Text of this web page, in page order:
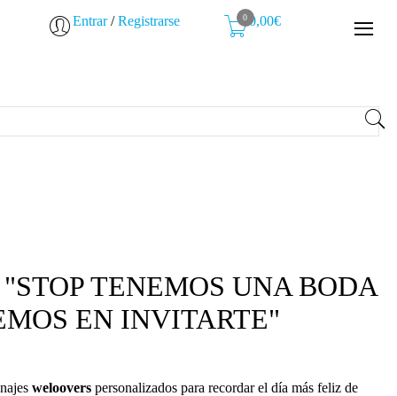
Entrar/Registrarse 00,00€
"STOP TENEMOS UNA BODA
EN INVITARTE"
weloovers personalizados para recordar el día más feliz de